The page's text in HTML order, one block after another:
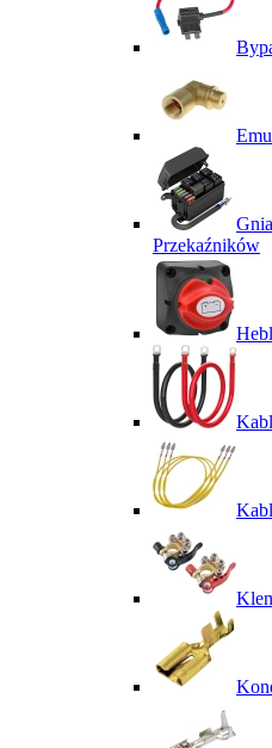
Przekaźników